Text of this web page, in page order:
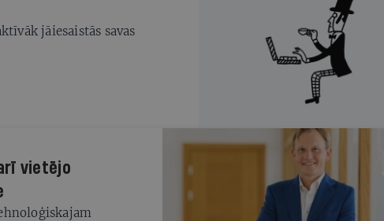
jāiesaistās savas
vietējo